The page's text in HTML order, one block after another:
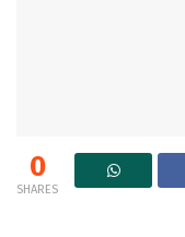
0
SHARES